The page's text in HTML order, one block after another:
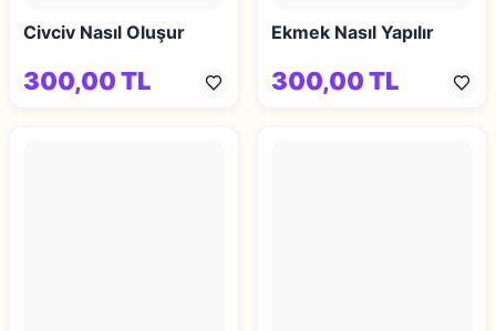
Civciv Nasıl Oluşur
300,00 TL
Ekmek Nasıl Yapılır
300,00 TL